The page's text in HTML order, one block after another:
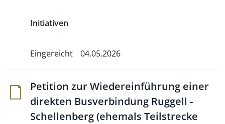
Initiativen
Eingereicht 04.05.2026
Peti­tion zur Wie­de­r­ein­füh­rung einer
direkten Bus­ver­bin­dung Rug­gell -
Schel­len­berg (ehe­mals Teil­strecke